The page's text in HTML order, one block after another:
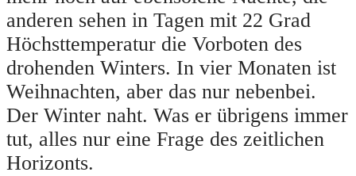
anderen sehen in Tagen mit 22 Grad
Höchsttemperatur die Vorboten des
drohenden Winters. In vier Monaten ist
Weihnachten, aber das nur nebenbei.
Der Winter naht. Was er übrigens immer
tut, alles nur eine Frage des zeitlichen
Horizonts.